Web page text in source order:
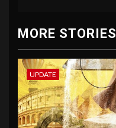
MORE STORIES
UPDATE